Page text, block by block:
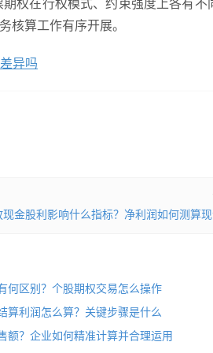
算工作有序开展。
异吗
现金股利影响什么指标？净利润如何测算
何区别？个股期权交易怎么操作
算利润怎么算？关键步骤是什么
额？企业如何精准计算并合理运用